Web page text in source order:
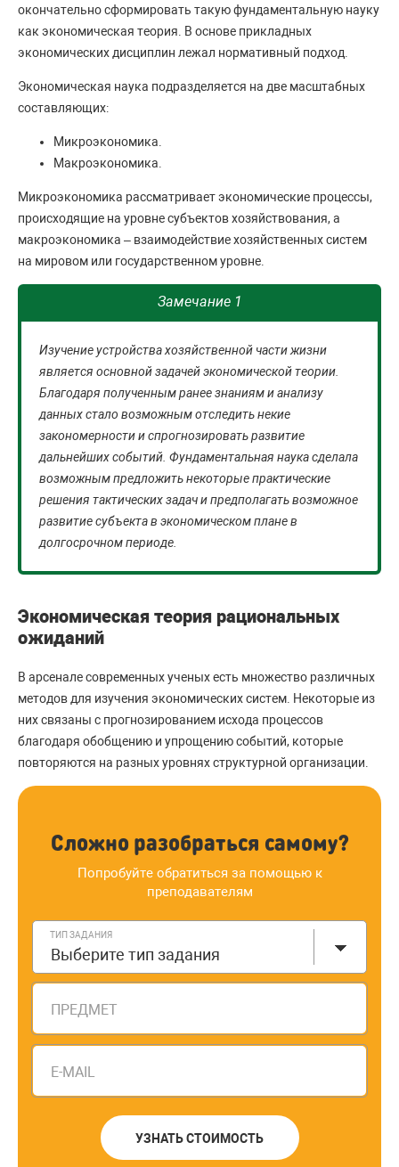
окончательно сформировать такую фундаментальную науку
как экономическая теория. В основе прикладных
экономических дисциплин лежал нормативный подход.
Экономическая наука подразделяется на две масштабных
составляющих:
Микроэкономика.
Макроэкономика.
Микроэкономика рассматривает экономические процессы,
происходящие на уровне субъектов хозяйствования, а
макроэкономика – взаимодействие хозяйственных систем
на мировом или государственном уровне.
Замечание 1
Изучение устройства хозяйственной части жизни
является основной задачей экономической теории.
Благодаря полученным ранее знаниям и анализу
данных стало возможным отследить некие
закономерности и спрогнозировать развитие
дальнейших событий. Фундаментальная наука сделала
возможным предложить некоторые практические
решения тактических задач и предполагать возможное
развитие субъекта в экономическом плане в
долгосрочном периоде.
Экономическая теория рациональных
ожиданий
В арсенале современных ученых есть множество различных
методов для изучения экономических систем. Некоторые из
них связаны с прогнозированием исхода процессов
благодаря обобщению и упрощению событий, которые
повторяются на разных уровнях структурной организации.
Сложно разобраться самому?
Попробуйте обратиться за помощью к
преподавателям
ТИП ЗАДАНИЯ
Выберите тип задания
ПРЕДМЕТ
E-MAIL
УЗНАТЬ СТОИМОСТЬ